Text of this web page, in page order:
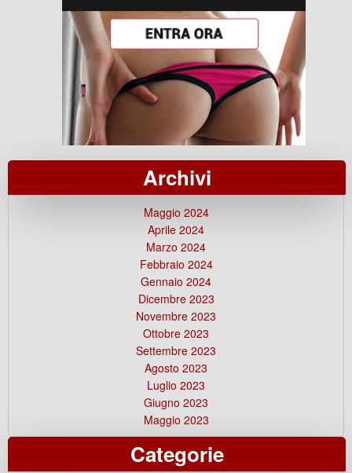
Archivi
Maggio 2024
Aprile 2024
Marzo 2024
Febbraio 2024
Gennaio 2024
Dicembre 2023
Novembre 2023
Ottobre 2023
Settembre 2023
Agosto 2023
Luglio 2023
Giugno 2023
Maggio 2023
Categorie